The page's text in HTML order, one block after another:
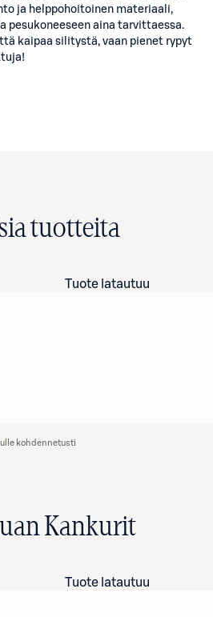
ja helppohoitoinen materiaali,
pesukoneeseen aina tarvittaessa.
kaipaa silitystä, vaan pienet rypyt
tuotteita
Tuote latautuu
kohdennetusti
Kankurit
Tuote latautuu